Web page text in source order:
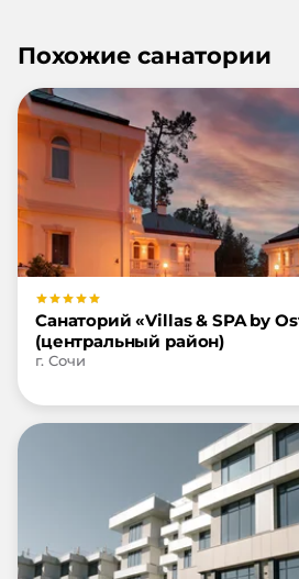
Похожие санатории
Санаторий «Villas & SPA by
(центральный район)
г. Сочи